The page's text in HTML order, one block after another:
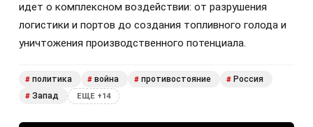
идет о комплексном воздействии: от разрушения
логистики и портов до создания топливного голода и
уничтожения производственного потенциала.
# политика # война # противостояние # Россия
# Запад ЕЩЕ +14